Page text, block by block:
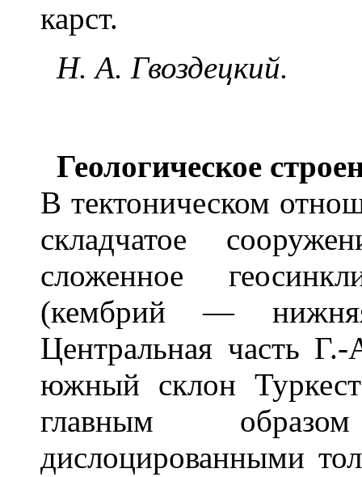
карст.
Н. А. Гвоздецкий.
Геологическое
В тектоническом
складчатое
сложенное
(кембрий —
Центральная часть
южный склон
главным
дислоцированными